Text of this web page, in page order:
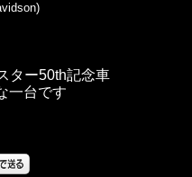
ター50th記念車
一台です